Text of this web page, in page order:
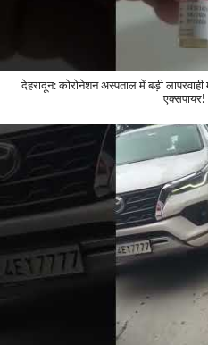
देहरादून: कोरोनेशन अस्पताल में बड़ी